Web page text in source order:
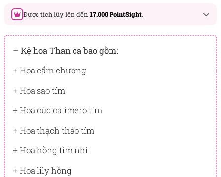
Được tích lũy lên đến 17.000 PointSight.
Đây là số PointSight ước tính bạn sẽ được tích lũy khi mua
sản phẩm hôm nay, tương ứng với quyền lợi hạng
PointSight có giá trị dùng để trừ trực tiếp vào đơn hàng hoặc
đổi quà tặng ưu đãi tại Flowersight.
chính xác nhất dành cho bạn.
– Kệ hoa Than ca bao gồm:
+ Hoa cẩm chướng
+ Hoa sao tím
+ Hoa cúc calimero tím
+ Hoa thạch thảo tím
+ Hoa hồng tím nhí
+ Hoa lily hồng